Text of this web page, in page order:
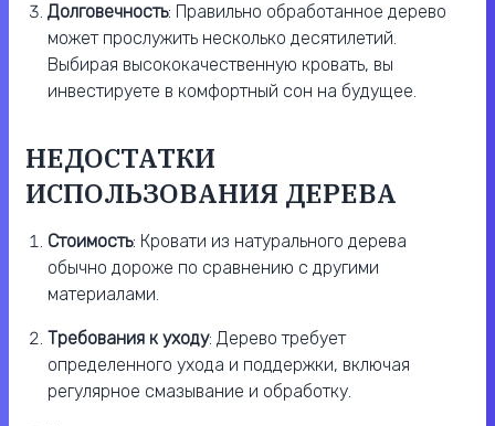
Долговечность: Правильно обработанное дерево
может прослужить несколько десятилетий.
Выбирая высококачественную кровать, вы
инвестируете в комфортный сон на будущее.
НЕДОСТАТКИ
ИСПОЛЬЗОВАНИЯ ДЕРЕВА
Стоимость: Кровати из натурального дерева
обычно дороже по сравнению с другими
материалами.
Требования к уходу: Дерево требует
определенного ухода и поддержки, включая
регулярное смазывание и обработку.